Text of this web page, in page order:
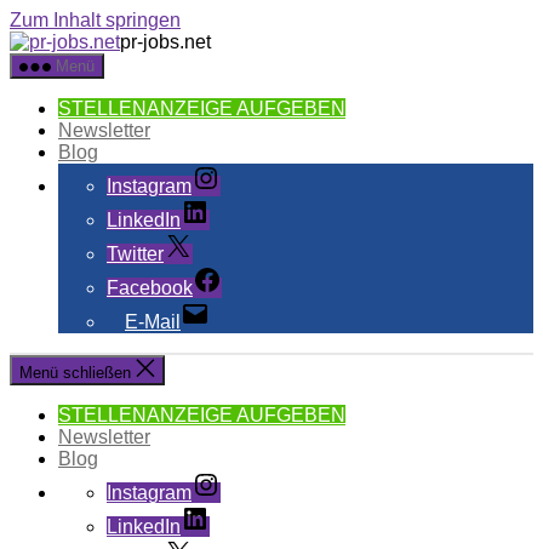
Zum Inhalt springen
pr-jobs.net
Menü
STELLENANZEIGE AUFGEBEN
Newsletter
Blog
Instagram
LinkedIn
Twitter
Facebook
E-Mail
Menü schließen
STELLENANZEIGE AUFGEBEN
Newsletter
Blog
Instagram
LinkedIn